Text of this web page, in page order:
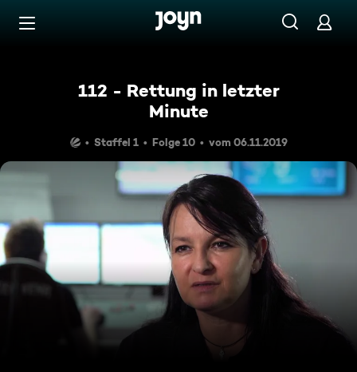
Zum Inhalt springen
112 - Rettung in letzter
Minute
Staffel 1 Folge 10 vom 06.11.2019